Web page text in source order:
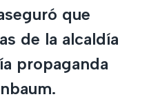
que
de la alcaldía
propaganda